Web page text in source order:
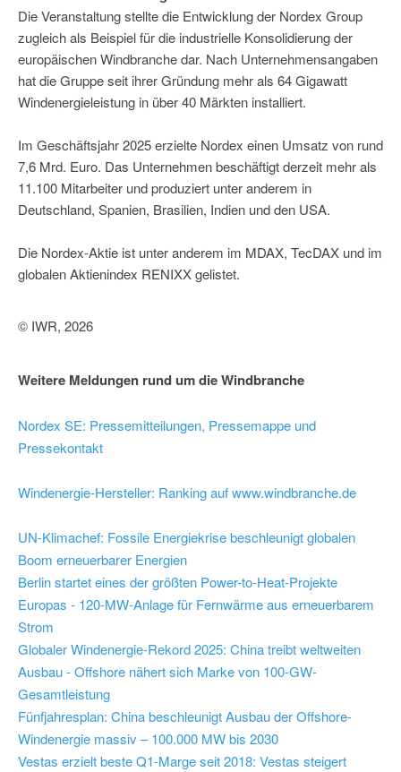
Die Veranstaltung stellte die Entwicklung der Nordex Group
zugleich als Beispiel für die industrielle Konsolidierung der
europäischen Windbranche dar. Nach Unternehmensangaben
hat die Gruppe seit ihrer Gründung mehr als 64 Gigawatt
Windenergieleistung in über 40 Märkten installiert.
Im Geschäftsjahr 2025 erzielte Nordex einen Umsatz von rund
7,6 Mrd. Euro. Das Unternehmen beschäftigt derzeit mehr als
11.100 Mitarbeiter und produziert unter anderem in
Deutschland, Spanien, Brasilien, Indien und den USA.
Die Nordex-Aktie ist unter anderem im MDAX, TecDAX und im
globalen Aktienindex RENIXX gelistet.
© IWR, 2026
Weitere Meldungen rund um die Windbranche
Nordex SE: Pressemitteilungen, Pressemappe und
Pressekontakt
Windenergie-Hersteller: Ranking auf www.windbranche.de
UN-Klimachef: Fossile Energiekrise beschleunigt globalen
Boom erneuerbarer Energien
Berlin startet eines der größten Power-to-Heat-Projekte
Europas - 120-MW-Anlage für Fernwärme aus erneuerbarem
Strom
Globaler Windenergie-Rekord 2025: China treibt weltweiten
Ausbau - Offshore nähert sich Marke von 100-GW-
Gesamtleistung
Fünfjahresplan: China beschleunigt Ausbau der Offshore-
Windenergie massiv – 100.000 MW bis 2030
Vestas erzielt beste Q1-Marge seit 2018: Vestas steigert